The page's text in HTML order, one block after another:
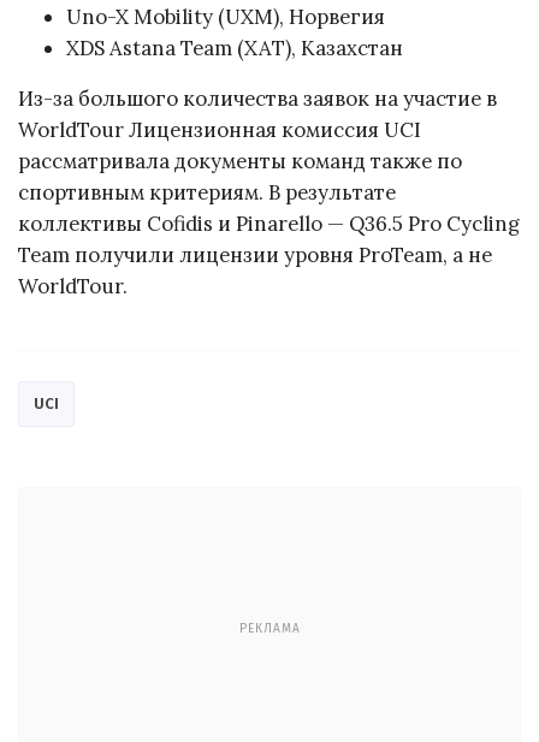
Uno-X Mobility (UXM), Норвегия
XDS Astana Team (XAT), Казахстан
Из-за большого количества заявок на участие в
WorldTour Лицензионная комиссия UCI
рассматривала документы команд также по
спортивным критериям. В результате
коллективы Cofidis и Pinarello — Q36.5 Pro Cycling
Team получили лицензии уровня ProTeam, а не
WorldTour.
UCI
РЕКЛАМА